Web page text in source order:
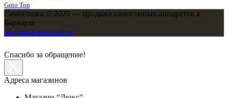
Goto Top
Самогошка © 2020 — продажа самогонных аппаратов в
Барнауле
продвижение сайта
Спасибо за обращение!
Адреса магазинов